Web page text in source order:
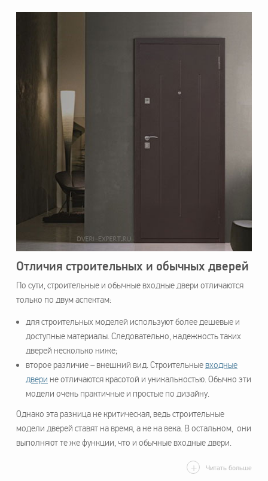
Отличия строительных и обычных дверей
По сути, строительные и обычные входные двери отличаются
только по двум аспектам:
для строительных моделей используют более дешевые и
доступные материалы. Следовательно, надежность таких
дверей несколько ниже;
второе различие – внешний вид. Строительные входные
двери не отличаются красотой и уникальностью. Обычно эти
модели очень практичные и простые по дизайну.
Однако эта разница не критическая, ведь строительные
модели дверей ставят на время, а не на века. В остальном, они
выполняют те же функции, что и обычные входные двери.
Читать больше